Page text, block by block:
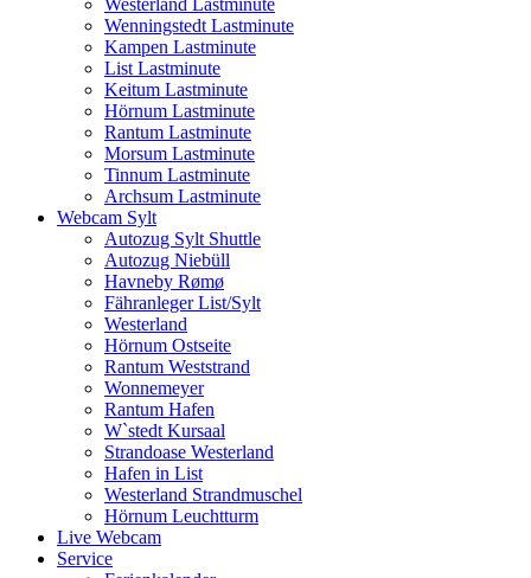
Westerland Lastminute
Wenningstedt Lastminute
Kampen Lastminute
List Lastminute
Keitum Lastminute
Hörnum Lastminute
Rantum Lastminute
Morsum Lastminute
Tinnum Lastminute
Archsum Lastminute
Webcam Sylt
Autozug Sylt Shuttle
Autozug Niebüll
Havneby Rømø
Fähranleger List/Sylt
Westerland
Hörnum Ostseite
Rantum Weststrand
Wonnemeyer
Rantum Hafen
W`stedt Kursaal
Strandoase Westerland
Hafen in List
Westerland Strandmuschel
Hörnum Leuchtturm
Live Webcam
Service